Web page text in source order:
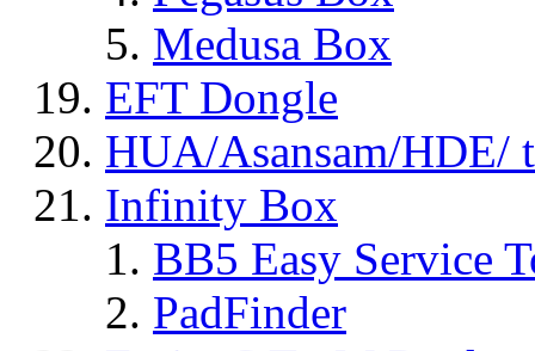
Medusa Box
EFT Dongle
HUA/Asansam/HDE/
Infinity Box
BB5 Easy Service
PadFinder